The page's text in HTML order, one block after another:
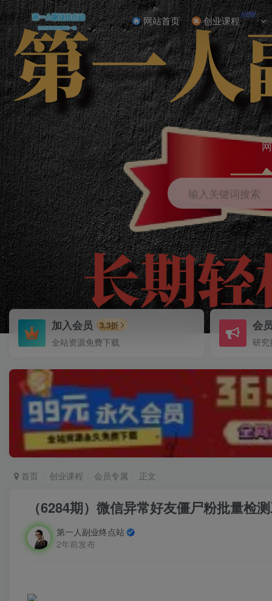
网站首页 创业课程NEW
输入关键词搜索
加入会员 3.3折
全站资源免费下载
会
研究
首页 创业课程 会员专属 正文
（6284期）微信异常好友僵尸粉批量检
第一人副业终点站
2年前发布